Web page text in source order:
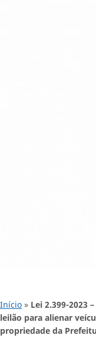
Início » Lei 2.399-2023
leilão para alienar
propriedade da